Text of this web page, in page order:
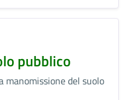
pubblico
del suolo